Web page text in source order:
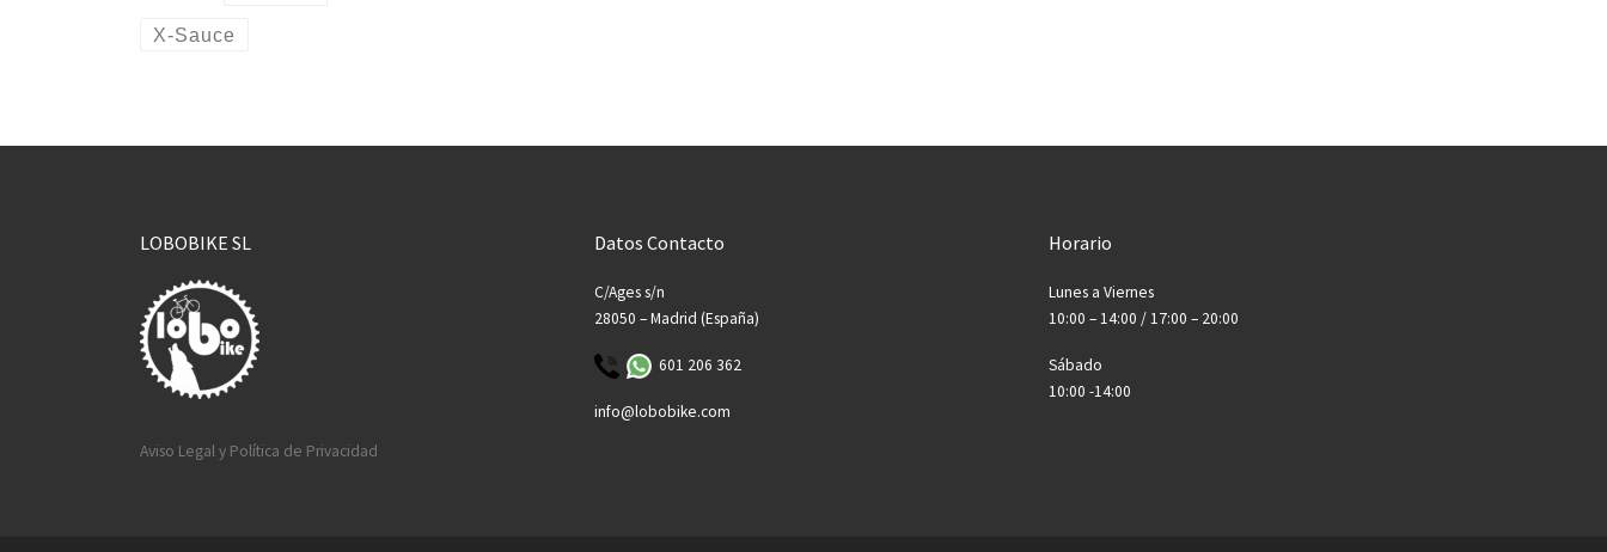
X-Sauce
LOBOBIKE SL
Aviso Legal y Política de Privacidad
Datos Contacto
C/Ages s/n
28050 – Madrid (España)
601 206 362
info@lobobike.com
Horario
Lunes a Viernes
10:00 – 14:00 / 17:00 – 20:00
Sábado
10:00 -14:00